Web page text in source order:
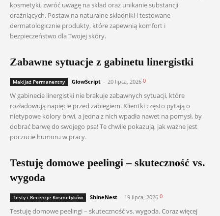
kosmetyki, zwróć uwagę na skład oraz unikanie substancji
drażniących. Postaw na naturalne składniki i testowane
dermatologicznie produkty, które zapewnią komfort i
bezpieczeństwo dla Twojej skóry.
Zabawne sytuacje z gabinetu linergistki
Makijaż Permanentny GlowScript - 20 lipca, 2026 0
W gabinecie linergistki nie brakuje zabawnych sytuacji, które
rozładowują napięcie przed zabiegiem. Klientki często pytają o
nietypowe kolory brwi, a jedna z nich wpadła nawet na pomysł, by
dobrać barwę do swojego psa! Te chwile pokazują, jak ważne jest
poczucie humoru w pracy.
Testuję domowe peelingi – skuteczność vs.
wygoda
Testy i Recenzje Kosmetyków ShineNest - 19 lipca, 2026 0
Testuję domowe peelingi – skuteczność vs. wygoda. Coraz więcej